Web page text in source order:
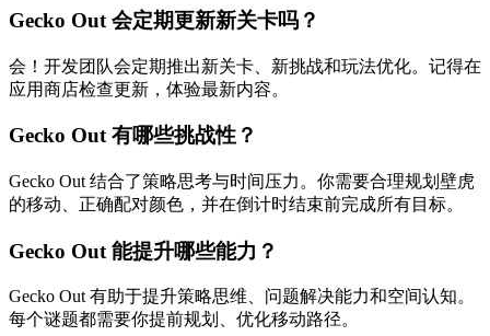
Gecko Out 会定期更新新关卡吗？
会！开发团队会定期推出新关卡、新挑战和玩法优化。记得在
应用商店检查更新，体验最新内容。
Gecko Out 有哪些挑战性？
Gecko Out 结合了策略思考与时间压力。你需要合理规划壁虎
的移动、正确配对颜色，并在倒计时结束前完成所有目标。
Gecko Out 能提升哪些能力？
Gecko Out 有助于提升策略思维、问题解决能力和空间认知。
每个谜题都需要你提前规划、优化移动路径。